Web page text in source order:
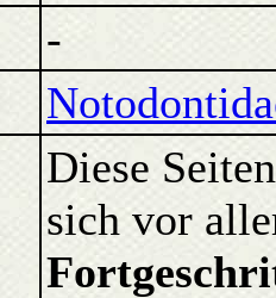
-
Diese
sich vor